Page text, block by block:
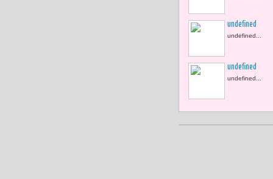
undefined
undefined...
undefined
undefined...